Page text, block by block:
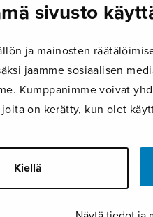
sivusto
ja mainosten
jaamme sosiaalisen
Kumppanimme voivat
on kerätty, kun olet
Kiellä